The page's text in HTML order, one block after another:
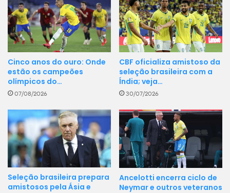
Cinco anos do ouro: Onde
estão os campeões
olímpicos do…
07/08/2026
CBF oficializa amistoso da
seleção brasileira com a
Índia; veja…
30/07/2026
Seleção brasileira prepara
amistosos pela Ásia e
Ancelotti encerra ciclo de
Neymar e outros veteranos